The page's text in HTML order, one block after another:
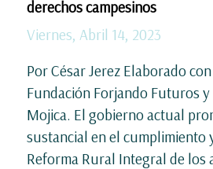
derechos campesinos
Viernes, Abril 14, 2023
Por César Jerez Elaborado
Fundación Forjando Futuros
Mojica. El gobierno actual
sustancial en el cumplimiento
Reforma Rural Integral de los